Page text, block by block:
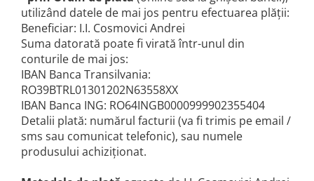
utilizând datele de mai jos pentru efectuarea plății:
Beneficiar: I.I. Cosmovici Andrei
Suma datorată poate fi virată într-unul din
conturile de mai jos:
IBAN Banca Transilvania:
RO39BTRL01301202N63558XX
IBAN Banca ING: RO64INGB0000999902355404
Detalii plată: numărul facturii (va fi trimis pe email /
sms sau comunicat telefonic), sau numele
produsului achiziționat.